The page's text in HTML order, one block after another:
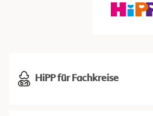
HiPP für Fachkreise